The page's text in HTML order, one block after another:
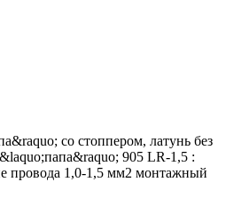
со стоппером, латунь без
905 LR-1,5 :
провода 1,0-1,5 мм2 монтажный